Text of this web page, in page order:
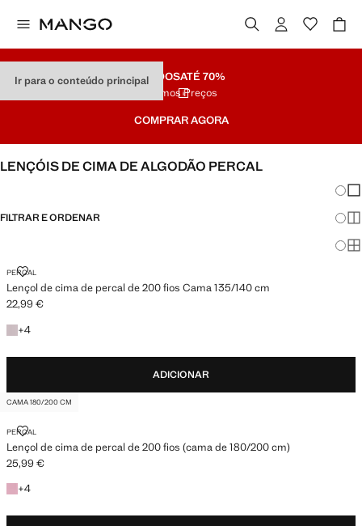
Ir para o conteúdo principalSALDOSATÉ 70%
Últimos Preços
COMPRAR AGORA
LENÇÓIS DE CIMA DE ALGODÃO PERCAL
FILTRAR E ORDENAR
PERCAL
Lençol de cima de percal de 200 fios Cama 135/140 cm
LENÇOL DE CIMA DE PERCAL DE 200 FIOS CAMA 135/140 CM
Preço atual [22,99 € ]
22,99 €
+4
+4 cores
ADICIONAR
CAMA 180/200 CM
PERCAL
Lençol de cima de percal de 200 fios (cama de 180/200 cm)
LENÇOL DE CIMA DE PERCAL DE 200 FIOS (CAMA DE 180/200 CM)
Preço atual [25,99 € ]
25,99 €
+4
+4 cores